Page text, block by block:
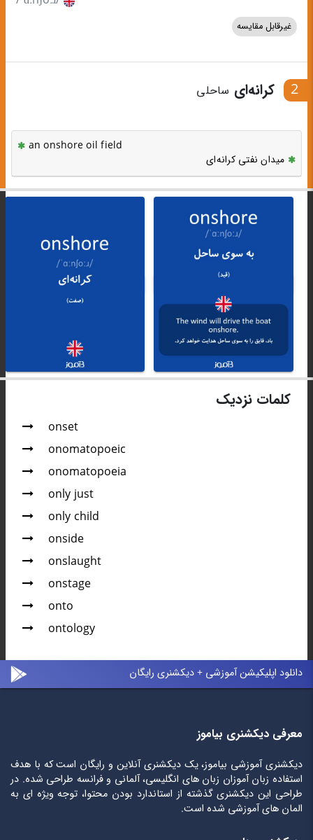
غیرقابل مقایسه
2 کرانه‌ای ساحلی
an onshore oil field
میدان نفتی کرانه‌ای
کلمات نزدیک
onset
onomatopoeic
onomatopoeia
only just
only child
onside
onslaught
onstage
onto
ontology
دانلود اپلیکیشن آموزشی + دیکشنری رایگان
معرفی دیکشنری بیاموز
دیکشنری آموزشی بیاموز، یک دیکشنری آنلاین و رایگان است که با هدف
استفاده زبان آموزان زبان های انگلیسی، آلمانی و فرانسه طراحی شده. در
طراحی این دیکشنری گذشته از استاندارد بودن محتوا، توجه ویژه ای به
المان های آموزشی شده است.